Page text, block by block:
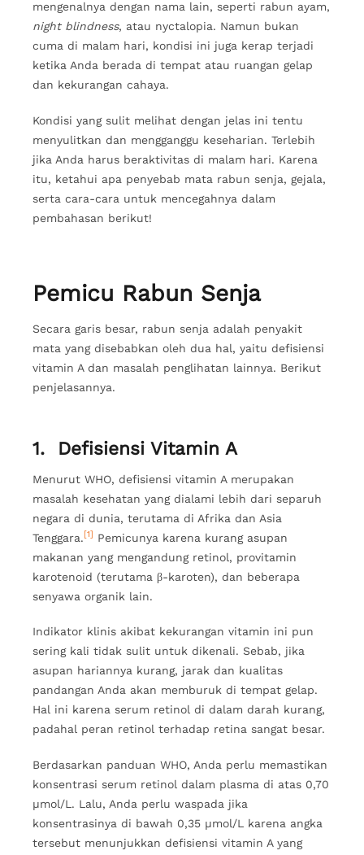
mengenalnya dengan nama lain, seperti rabun ayam,
night blindness, atau nyctalopia. Namun bukan
cuma di malam hari, kondisi ini juga kerap terjadi
ketika Anda berada di tempat atau ruangan gelap
dan kekurangan cahaya.
Kondisi yang sulit melihat dengan jelas ini tentu
menyulitkan dan mengganggu keseharian. Terlebih
jika Anda harus beraktivitas di malam hari. Karena
itu, ketahui apa penyebab mata rabun senja, gejala,
serta cara-cara untuk mencegahnya dalam
pembahasan berikut!
Pemicu Rabun Senja
Secara garis besar, rabun senja adalah penyakit
mata yang disebabkan oleh dua hal, yaitu defisiensi
vitamin A dan masalah penglihatan lainnya. Berikut
penjelasannya.
1. Defisiensi Vitamin A
Menurut WHO, defisiensi vitamin A merupakan
masalah kesehatan yang dialami lebih dari separuh
negara di dunia, terutama di Afrika dan Asia
Tenggara. [1] Pemicunya karena kurang asupan
makanan yang mengandung retinol, provitamin
karotenoid (terutama β-karoten), dan beberapa
senyawa organik lain.
Indikator klinis akibat kekurangan vitamin ini pun
sering kali tidak sulit untuk dikenali. Sebab, jika
asupan hariannya kurang, jarak dan kualitas
pandangan Anda akan memburuk di tempat gelap.
Hal ini karena serum retinol di dalam darah kurang,
padahal peran retinol terhadap retina sangat besar.
Berdasarkan panduan WHO, Anda perlu memastikan
konsentrasi serum retinol dalam plasma di atas 0,70
μmol/L. Lalu, Anda perlu waspada jika
konsentrasinya di bawah 0,35 µmol/L karena angka
tersebut menunjukkan defisiensi vitamin A yang